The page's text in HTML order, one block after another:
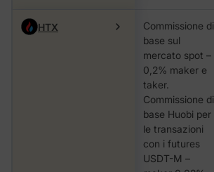
HTX
Commissione di
base sul
mercato spot –
0,2% maker e
taker.
Commissione di
base Huobi per
le transazioni
con i futures
USDT-M –